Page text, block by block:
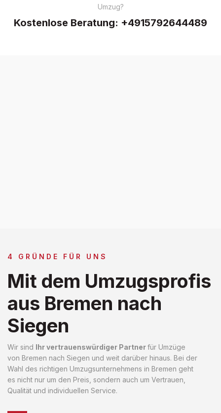
Umzug?
Kostenlose Beratung: +4915792644489
4 GRÜNDE FÜR UNS
Mit dem Umzugsprofis
aus Bremen nach
Siegen
Wir sind Ihr vertrauenswürdiger Partnerfür Umzüge
von Bremen nach Siegen und weit darüber hinaus. Bei der
Wahl des richtigen Umzugsunternehmens in Bremen geht
es nicht nur um den Preis, sondern auch um Vertrauen,
Qualität und individuellen Service.